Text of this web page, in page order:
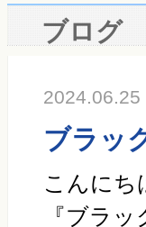
ブログ
2024.06.25
ブラッ
こんにち
『ブラ